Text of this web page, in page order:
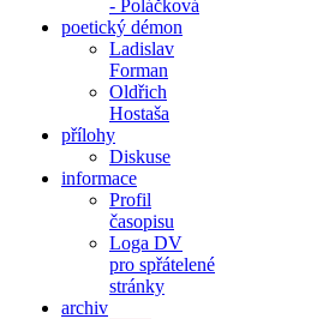
- Poláčková
poetický démon
Ladislav
Forman
Oldřich
Hostaša
přílohy
Diskuse
informace
Profil
časopisu
Loga DV
pro spřátelené
stránky
archiv